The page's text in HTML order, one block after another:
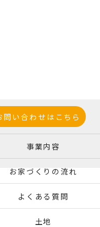
問い合わせはこちら
事業内容
お家づくりの流れ
よくある質問
土地